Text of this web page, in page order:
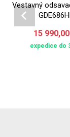
Vestavný
15
expedice do